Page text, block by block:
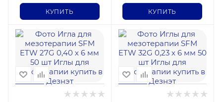
КУПИТЬ КУПИТЬ